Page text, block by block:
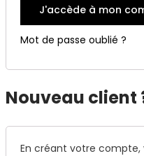
J'accède à mon
Mot de passe oublié ?
Nouveau client
En créant votre compte,